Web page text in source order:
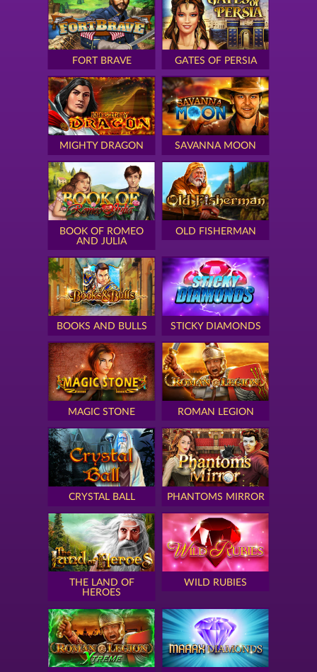
FORT BRAVE GATES OF PERSIA
MIGHTY DRAGON SAVANNA MOON
BOOK OF ROMEO
AND JULIA
OLD FISHERMAN
BOOKS AND BULLS STICKY DIAMONDS
MAGIC STONE ROMAN LEGION
CRYSTAL BALL PHANTOMS MIRROR
THE LAND OF
HEROES
WILD RUBIES